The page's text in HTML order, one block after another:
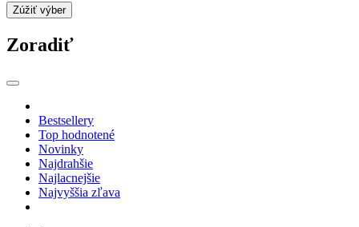
Zúžiť výber
Zoradiť
Bestsellery
Top hodnotené
Novinky
Najdrahšie
Najlacnejšie
Najvyššia zľava